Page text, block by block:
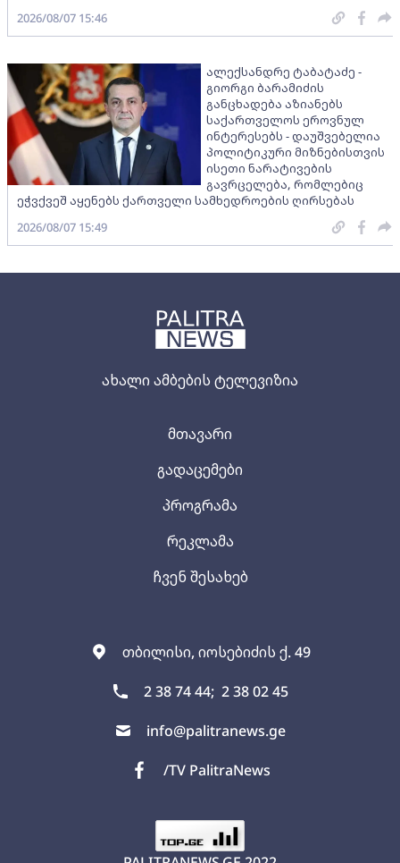
ახალი ამბების ტელევიზია
თბილისი, იოსებიძის ქ. 49
2 38 74 44; 2 38 02 45
info@palitranews.ge
/TV PalitraNews
მთავარი
გადაცემები
პროგრამა
რეკლამა
ჩვენ შესახებ
2026/08/07 15:46
ალექსანდრე ტაბატაძე -
გიორგი ბარამიძის
განცხადება აზიანებს
საქართველოს ეროვნულ
ინტერესებს - დაუშვებელია
პოლიტიკური მიზნებისთვის
ისეთი ნარატივების
გავრცელება, რომლებიც
ეჭვქვეშ აყენებს ქართველი სამხედროების ღირსებას
2026/08/07 15:49